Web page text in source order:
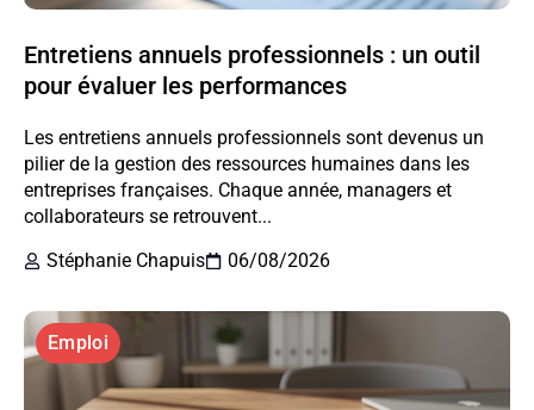
Entretiens annuels professionnels : un outil
pour évaluer les performances
Les entretiens annuels professionnels sont devenus un
pilier de la gestion des ressources humaines dans les
entreprises françaises. Chaque année, managers et
collaborateurs se retrouvent...
Stéphanie Chapuis
06/08/2026
Emploi